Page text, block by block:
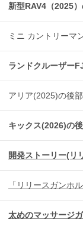
新型RAV4（2025
ミニ カントリーマ
ランドクルーザー
アリア(2025)の後
キックス(2026)の
開発ストーリー(リ
「リリースガンホ
太めのマッサージ